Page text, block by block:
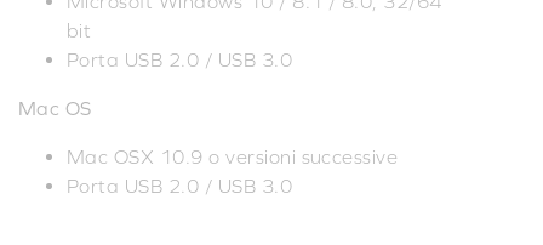
bit
Porta USB 2.0 / USB 3.0
Mac OS
Mac OSX 10.9 o versioni successive
Porta USB 2.0 / USB 3.0